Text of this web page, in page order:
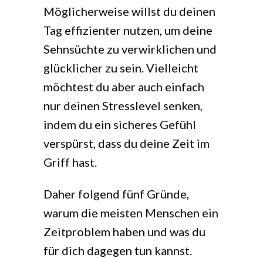
Möglicherweise willst du deinen
Tag effizienter nutzen, um deine
Sehnsüchte zu verwirklichen und
glücklicher zu sein. Vielleicht
möchtest du aber auch einfach
nur deinen Stresslevel senken,
indem du ein sicheres Gefühl
verspürst, dass du deine Zeit im
Griff hast.
Daher folgend fünf Gründe,
warum die meisten Menschen ein
Zeitproblem haben und was du
für dich dagegen tun kannst.